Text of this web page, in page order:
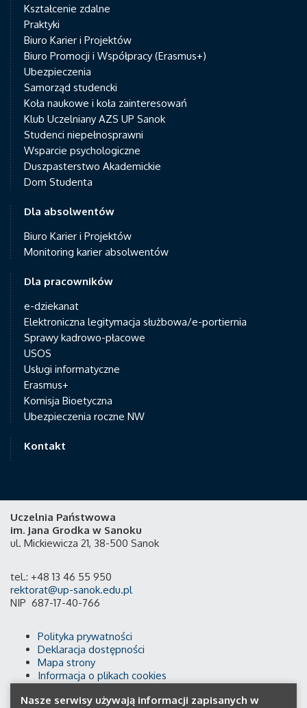
Kształcenie zdalne
Praktyki
Biuro Karier i Projektów
Biuro Promocji i Współpracy (Erasmus+)
Ubezpieczenia
Samorząd studencki
Koła naukowe i koła zainteresowań
Klub Uczelniany AZS UP Sanok
Studenci niepełnosprawni
Wsparcie psychologiczne
Duszpasterstwo Akademickie
Dom Studenta
Dla absolwentów
Biuro Karier i Projektów
Monitoring karier absolwentów
Dla pracowników
e-dziekanat
Elektroniczna legitymacja służbowa/e-portiernia
Sprawy kadrowo-płacowe
USOS
Usługi informatyczne
Erasmus+
Komisja Bioetyczna
Ubezpieczenia roczne NW
Kontakt
Uczelnia Państwowa
im. Jana Grodka w Sanoku
ul. Mickiewicza 21, 38-500 Sanok
tel.: +48 13 46 55 950
rektorat@up-sanok.edu.pl
NIP 687-17-40-766
Polityka prywatności
Deklaracja dostępności
Mapa strony
Informacja o plikach cookies
Nasze serwisy używają informacji zapisanych w